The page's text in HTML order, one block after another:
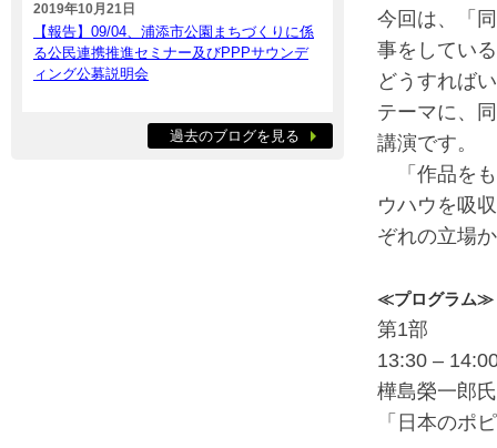
今回は、「
事をしてい
どうすれば
テーマに、
講演です。
「作品をも
ウハウを吸
ぞれの立場
≪プログラム≫
第1部
13:30 –
樺島榮一郎
「日本のポ
2019年10月21日
【報告】09/04、浦添市公園まちづくりに係
る公民連携推進セミナー及びPPPサウンデ
ィング公募説明会
過去のブログを見る